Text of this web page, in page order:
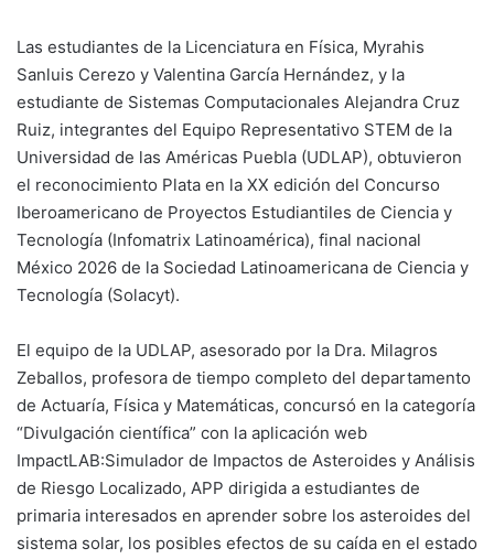
Las estudiantes de la Licenciatura en Física, Myrahis
Sanluis Cerezo y Valentina García Hernández, y la
estudiante de Sistemas Computacionales Alejandra Cruz
Ruiz, integrantes del Equipo Representativo STEM de la
Universidad de las Américas Puebla (UDLAP), obtuvieron
el reconocimiento Plata en la XX edición del Concurso
Iberoamericano de Proyectos Estudiantiles de Ciencia y
Tecnología (Infomatrix Latinoamérica), final nacional
México 2026 de la Sociedad Latinoamericana de Ciencia y
Tecnología (Solacyt).
El equipo de la UDLAP, asesorado por la Dra. Milagros
Zeballos, profesora de tiempo completo del departamento
de Actuaría, Física y Matemáticas, concursó en la categoría
“Divulgación científica” con la aplicación web
ImpactLAB:Simulador de Impactos de Asteroides y Análisis
de Riesgo Localizado, APP dirigida a estudiantes de
primaria interesados en aprender sobre los asteroides del
sistema solar, los posibles efectos de su caída en el estado